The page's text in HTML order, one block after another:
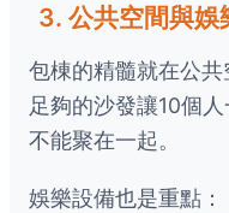
3. 公共空間與娛
包棟的精髓就在公
足夠的沙發讓10個
不能聚在一起。
娛樂設備也是重點：